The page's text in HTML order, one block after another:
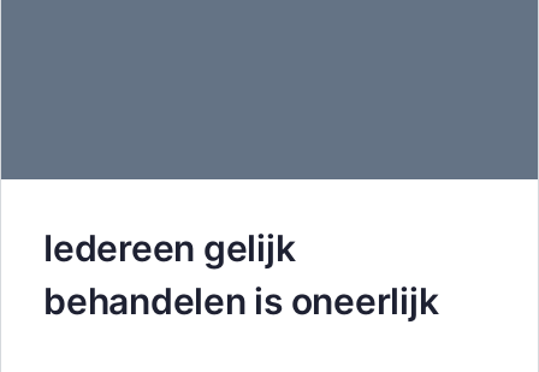
Iedereen gelijk
behandelen is oneerlijk